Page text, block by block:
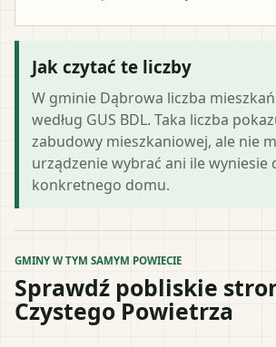
Jak czytać te liczby
W gminie Dąbrowa liczba
według GUS BDL. Taka liczba
zabudowy mieszkaniowej, ale nie
urządzenie wybrać ani ile wyniesie
konkretnego domu.
GMINY W TYM SAMYM POWIECIE
Sprawdź pobliskie
Czystego Powietrza